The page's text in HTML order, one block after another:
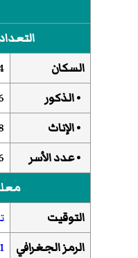
السكان
• الذكور
• الإناث
• عدد الأسر
التوقيت
الرمز الجغرافي